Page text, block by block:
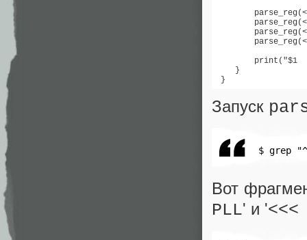
print("$1
    }
}
Запуск
$ grep
Вот
PLL' и '<<<